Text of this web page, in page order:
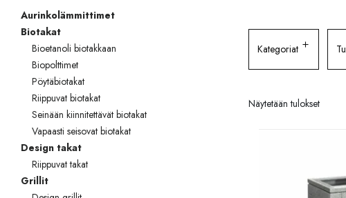
Hormit
Ulkotulisijat
Kiukaat
Muut tuotteet
Palvelut
Kampanjat
Aurinkolämmittimet
Biotakat
Bioetanoli biotakkaan
Biopolttimet
Pöytäbiotakat
Riippuvat biotakat
Seinään kiinnitettävät biotakat
Vapaasti seisovat biotakat
Design takat
Riippuvat takat
Grillit
Kategoriat
Näytetään tulokset